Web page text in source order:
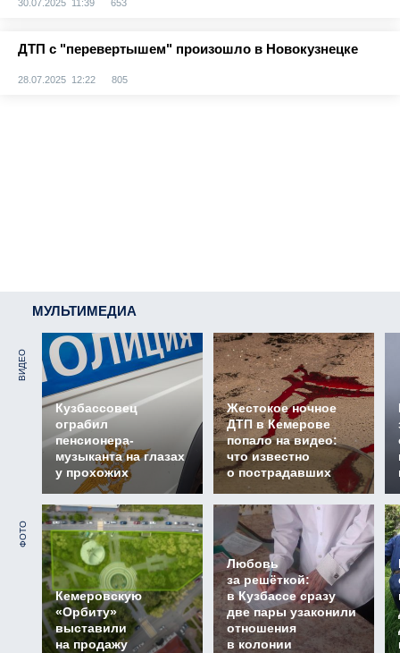
30.07.2025 11:39 653
ДТП с "перевертышем" произошло в Новокузнецке
28.07.2025 12:22 805
МУЛЬТИМЕДИА
ВИДЕО
Кузбассовец
ограбил
пенсионера-
музыканта на глазах
у прохожих
Жестокое ночное
ДТП в Кемерове
попало на видео:
что известно
о пострадавших
ФОТО
Кемеровскую
«Орбиту»
выставили
на продажу
Любовь
за решёткой:
в Кузбассе сразу
две пары узаконили
отношения
в колонии